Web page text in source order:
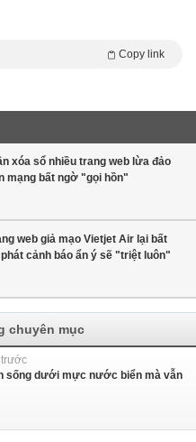
Copy link
xóa sổ nhiều trang web lừa đảo
mạng bất ngờ "gọi hồn"
web giả mạo Vietjet Air lại bất
cảnh báo ẩn ý sẽ "triệt luôn"
chuyên mục
sống dưới mực nước biển mà vẫn